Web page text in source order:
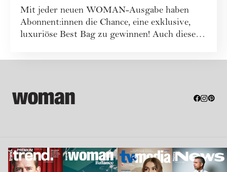
Mit jeder neuen WOMAN-Ausgabe haben
Abonnent:innen die Chance, eine exklusive,
luxuriöse Best Bag zu gewinnen! Auch dieses